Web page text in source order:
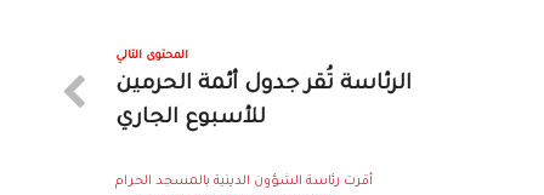
المحتوى التالي
الرئاسة تُقر جدول أئمة الحرمين
للأسبوع الجاري
أقرت رئاسة الشؤون الدينية بالمسجد الحرام